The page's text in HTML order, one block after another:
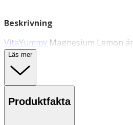
Beskrivning
VitaYummy Magnesium Lemon
kosttillskott som innehåller
en mineral som bidrar till att
upprätthålla ben och tänder.
minskad trötthet och utmattning,
energiomsättning, och till att
Läs mer
Produktfakta